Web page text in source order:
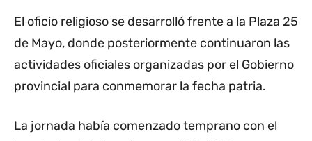
El oficio religioso se desarrolló frente a la Plaza 25
de Mayo, donde posteriormente continuaron las
actividades oficiales organizadas por el Gobierno
provincial para conmemorar la fecha patria.
La jornada había comenzado temprano con el